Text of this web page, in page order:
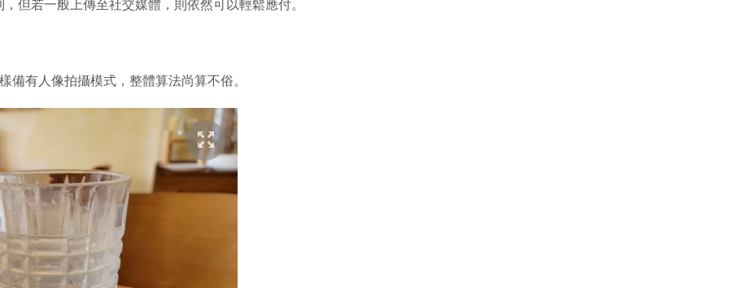
但若一般上傳至社交媒體，則依然可以輕鬆應付。
備有人像拍攝模式，整體算法尚算不俗。